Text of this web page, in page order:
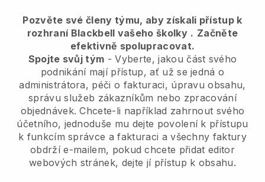
Pozvěte své členy týmu, aby získali přístup k
rozhraní Blackbell vašeho školky . Začněte
efektivně spolupracovat.
Spojte svůj tým - Vyberte, jakou část svého
podnikání mají přístup, ať už se jedná o
administrátora, péči o fakturaci, úpravu obsahu,
správu služeb zákazníkům nebo zpracování
objednávek. Chcete-li například zahrnout svého
účetního, jednoduše mu dejte povolení k přístupu
k funkcím správce a fakturaci a všechny faktury
obdrží e-mailem, pokud chcete přidat editor
webových stránek, dejte jí přístup k obsahu.